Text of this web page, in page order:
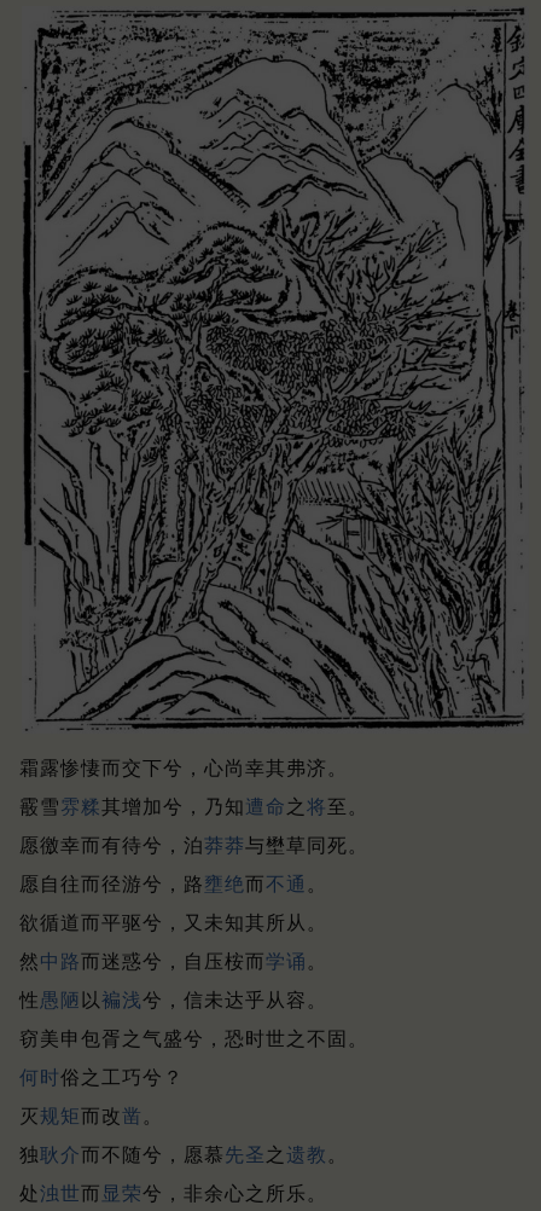
霜露惨悽而交下兮，心尚幸其弗济。
霰雪雰糅其增加兮，乃知 遭命 之 将 至。
愿徼幸而有待兮，泊莽莽与壄草同死。
愿自往而径游兮，路壅绝而 不通 。
欲循道而平驱兮，又未知其所从。
然中路 而迷惑兮，自压桉而学诵。
性愚陋 以褊浅兮，信未达乎从容。
窃美申包胥之气盛兮，恐时世之不固。
何时俗之工巧兮？
灭 规矩 而改凿。
独耿介 而不随兮，愿慕先圣 之 遗教。
处浊世 而 显荣兮，非余心之所乐。